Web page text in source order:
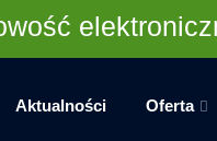
Aktualności Oferta